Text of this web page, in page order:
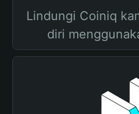
Lindungi Coiniq
diri